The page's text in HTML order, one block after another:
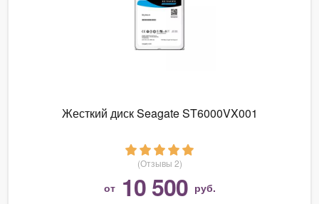
Жесткий диск Seagate ST6000VX001
(Отзывы 2)
от 10 500 руб.